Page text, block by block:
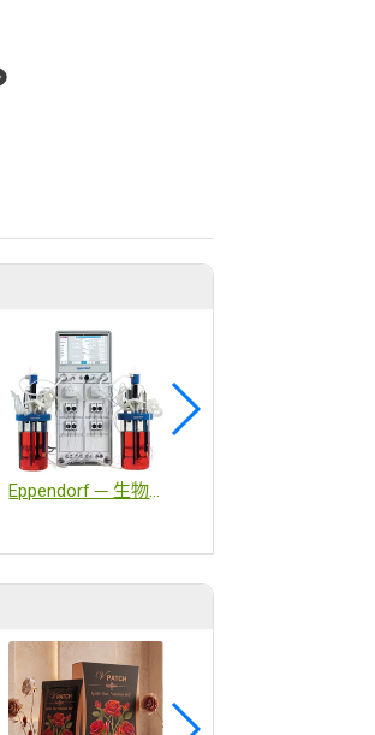
Eppendorf ─ 生物製程與細胞培養解決方案領導品牌